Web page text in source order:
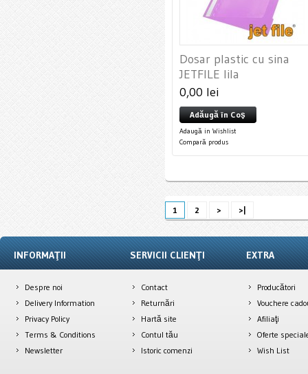
Dosar plastic cu sina
JETFILE lila
0,00 lei
Adăugă în Coş
Adaugă in Wishlist
Compară produs
1 2 > >|
INFORMAŢII
Despre noi
Delivery Information
Privacy Policy
Terms & Conditions
Newsletter
SERVICII CLIENŢI
Contact
Returnări
Hartă site
Contul tău
Istoric comenzi
EXTRA
Producători
Vouchere
Afiliaţi
Oferte
Wish List